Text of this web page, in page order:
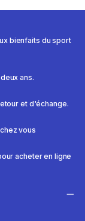
bienfaits du sport
ans.
et d'échange.
vous
acheter en ligne